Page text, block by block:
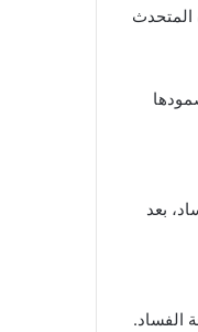
المتحدث
بعد
الفساد.